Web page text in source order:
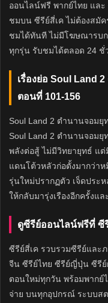
ออนไลน์ฟรี พากย์ไทย แล
ชมบน ซีรีย์สี่เค ไม่ต้องสมั
ชมได้ทันที ไม่มีโฆษณารบก
ทุกรุ่น รับชมได้ตลอด 24 ชั่
เรื่องย่อ Soul Land
ตอนที่ 101-156
Soul Land 2 ตำนานจอม
Soul Land 2 ตำนานจอม
พลังต่อสู้ ไม่มีวิทยายุทธ์ แ
แดนโต้วหลัวก่อตั้งมากว่าห
รุ่นใหม่ปรากฏตัว เจ็ดประ
ให้กลับมารุ่งเรืองอีกครั้งแล
ดูซีรีย์ออนไลน์ฟรีที่ ซี
ซีรีย์สี่เค รวบรวมซีรีย์และ
จีน ซีรีย์ไทย ซีรีย์ญี่ปุ่น ซีรี
ตอนใหม่ทุกวัน พร้อมพาก
จ่าย บนทุกอุปกรณ์ ระบบส